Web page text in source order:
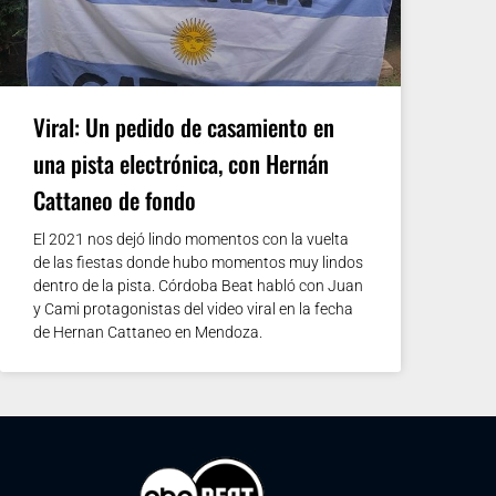
Viral: Un pedido de casamiento en
una pista electrónica, con Hernán
Cattaneo de fondo
El 2021 nos dejó lindo momentos con la vuelta
de las fiestas donde hubo momentos muy lindos
dentro de la pista. Córdoba Beat habló con Juan
y Cami protagonistas del video viral en la fecha
de Hernan Cattaneo en Mendoza.